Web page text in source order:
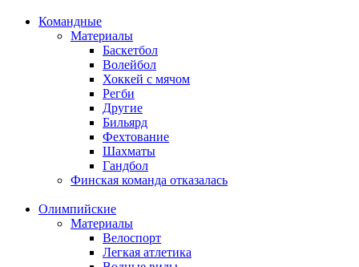
Командные
Материалы
Баскетбол
Волейбол
Хоккей с мячом
Регби
Другие
Бильярд
Фехтование
Шахматы
Гандбол
Финская команда отказалась
Олимпийские
Материалы
Велоспорт
Легкая атлетика